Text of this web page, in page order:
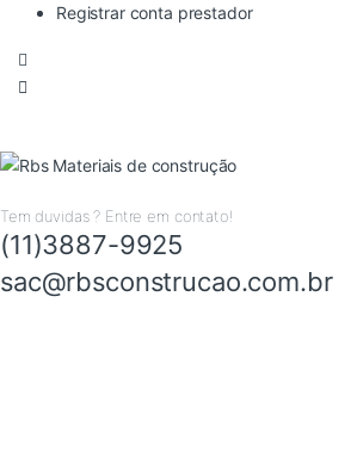
Registrar conta prestador
Tem duvidas ? Entre em contato!
(11)3887-9925
sac@rbsconstrucao.com.br